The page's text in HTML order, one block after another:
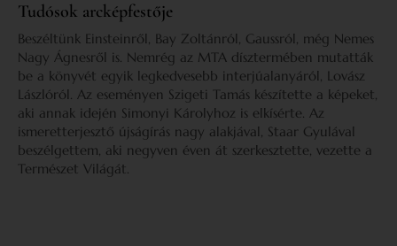
Tudósok arcképfestője
Beszéltünk Einsteinről, Bay Zoltánról, Gaussról, még Nemes
Nagy Ágnesről is. Nemrég az MTA dísztermében mutatták
be a könyvét egyik legkedvesebb interjúalanyáról, Lovász
Lászlóról. Az eseményen Szigeti Tamás készítette a képeket,
aki annak idején Simonyi Károlyhoz is elkísérte. Az
ismeretterjesztő újságírás nagy alakjával, Staar Gyulával
beszélgettem, aki negyven éven át szerkesztette, vezette a
Természet Világát.